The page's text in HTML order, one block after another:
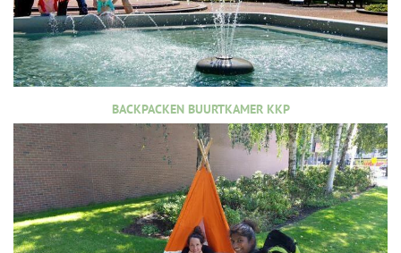
BACKPACKEN BUURTKAMER KKP